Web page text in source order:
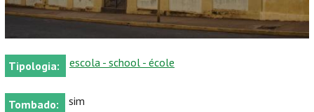
Tipologia: escola - school - école
Tombado: sim